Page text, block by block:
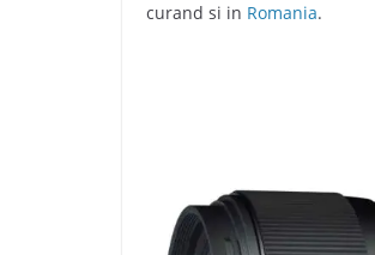
curand si in Romania.